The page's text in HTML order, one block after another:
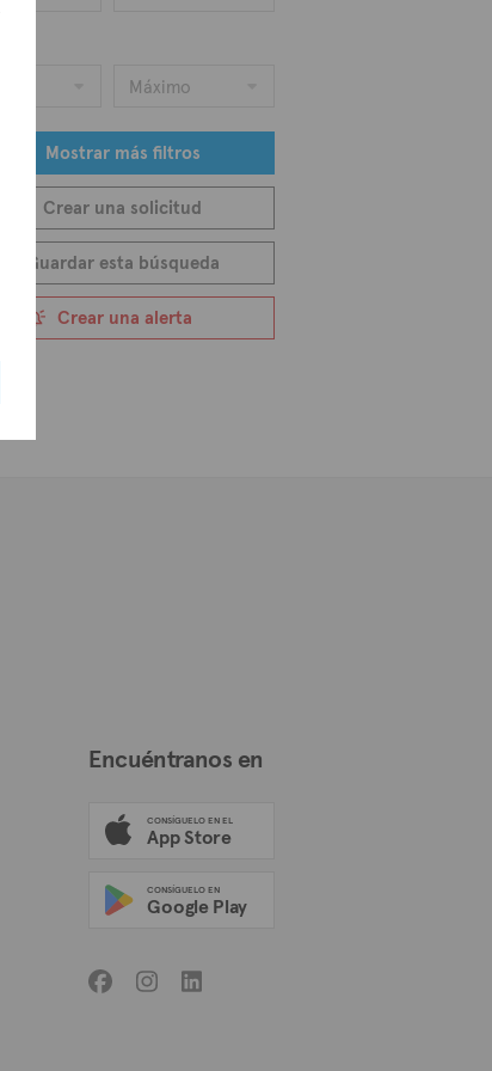
Máximo
Mostrar más filtros
Crear una solicitud
Guardar esta búsqueda
Crear una alerta
Encuéntranos en
CONSÍGUELO EN EL
App Store
CONSÍGUELO EN
Google Play